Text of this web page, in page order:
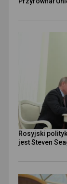
Rosyjski
jest Steven